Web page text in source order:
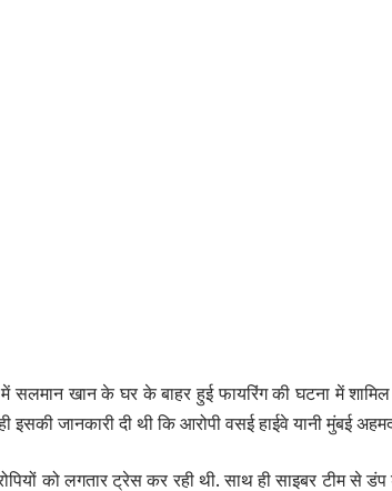
में सलमान खान के घर के बाहर हुई फायरिंग की घटना में
इसकी जानकारी दी थी कि आरोपी वसई हाईवे यानी मुंबई
को लगतार ट्रेस कर रही थी. साथ ही साइबर टीम से